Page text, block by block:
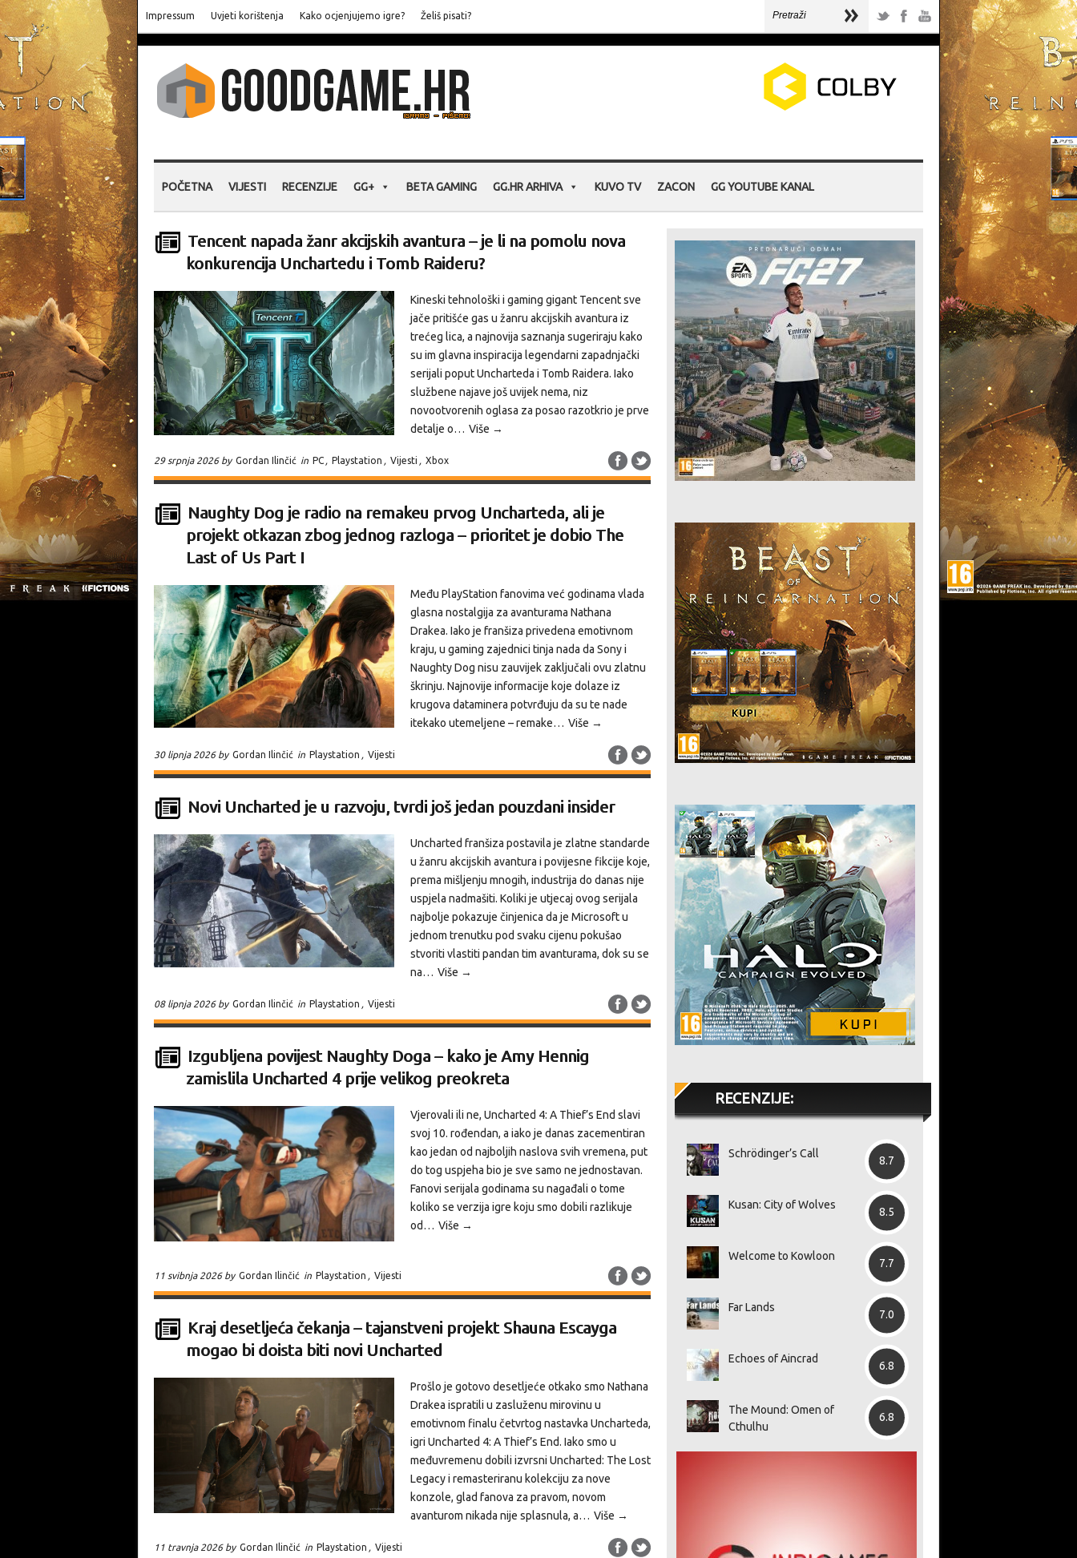
Impressum Uvjeti korištenja Kako ocjenjujemo igre? Želiš pisati?
POČETNA VIJESTI RECENZIJE GG+ BETA GAMING GG.HR ARHIVA KUVO TV ZACON GG YOUTUBE KANAL
Tencent napada žanr akcijskih avantura – je li na pomolu nova
konkurencija Unchartedu i Tomb Raideru?
Kineski tehnološki i gaming gigant Tencent sve
jače pritišće gas u žanru akcijskih avantura iz
trećeg lica, a najnovija saznanja sugeriraju kako
su im glavna inspiracija legendarni zapadnjački
serijali poput Uncharteda i Tomb Raidera. Iako
službene najave još uvijek nema, niz
novootvorenih oglasa za posao razotkrio je prve
detalje o… Više →
29 srpnja 2026 by Gordan Ilinčić in PC , Playstation , Vijesti , Xbox
Naughty Dog je radio na remakeu prvog Uncharteda, ali je
projekt otkazan zbog jednog razloga – prioritet je dobio The
Last of Us Part I
Među PlayStation fanovima već godinama vlada
glasna nostalgija za avanturama Nathana
Drakea. Iako je franšiza privedena emotivnom
kraju, u gaming zajednici tinja nada da Sony i
Naughty Dog nisu zauvijek zaključali ovu zlatnu
škrinju. Najnovije informacije koje dolaze iz
krugova dataminera potvrđuju da su te nade
itekako utemeljene – remake… Više →
30 lipnja 2026 by Gordan Ilinčić in Playstation , Vijesti
Novi Uncharted je u razvoju, tvrdi još jedan pouzdani insider
Uncharted franšiza postavila je zlatne standarde
u žanru akcijskih avantura i povijesne fikcije koje,
prema mišljenju mnogih, industrija do danas nije
uspjela nadmašiti. Koliki je utjecaj ovog serijala
najbolje pokazuje činjenica da je Microsoft u
jednom trenutku pod svaku cijenu pokušao
stvoriti vlastiti pandan tim avanturama, dok su se
na… Više →
08 lipnja 2026 by Gordan Ilinčić in Playstation , Vijesti
Izgubljena povijest Naughty Doga – kako je Amy Hennig
zamislila Uncharted 4 prije velikog preokreta
Vjerovali ili ne, Uncharted 4: A Thief’s End slavi
svoj 10. rođendan, a iako je danas zacementiran
kao jedan od najboljih naslova svih vremena, put
do tog uspjeha bio je sve samo ne jednostavan.
Fanovi serijala godinama su nagađali o tome
koliko se verzija igre koju smo dobili razlikuje
od… Više →
11 svibnja 2026 by Gordan Ilinčić in Playstation , Vijesti
Kraj desetljeća čekanja – tajanstveni projekt Shauna Escayga
mogao bi doista biti novi Uncharted
Prošlo je gotovo desetljeće otkako smo Nathana
Drakea ispratili u zasluženu mirovinu u
emotivnom finalu četvrtog nastavka Uncharteda,
igri Uncharted 4: A Thief’s End. Iako smo u
međuvremenu dobili izvrsni Uncharted: The Lost
Legacy i remasteriranu kolekciju za nove
konzole, glad fanova za pravom, novom
avanturom nikada nije splasnula, a… Više →
11 travnja 2026 by Gordan Ilinčić in Playstation , Vijesti
RECENZIJE:
Schrödinger’s Call
8.7
Kusan: City of Wolves
8.5
Welcome to Kowloon
7.7
Far Lands
7.0
Echoes of Aincrad
6.8
The Mound: Omen of
Cthulhu
6.8